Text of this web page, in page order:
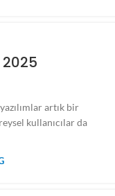
artık bir
kullanıcılar da